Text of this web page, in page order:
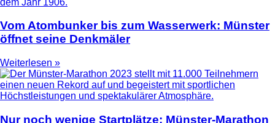
Vom Atombunker bis zum Wasserwerk: Münster
öffnet seine Denkmäler
Weiterlesen »
Nur noch wenige Startplätze: Münster-Marathon